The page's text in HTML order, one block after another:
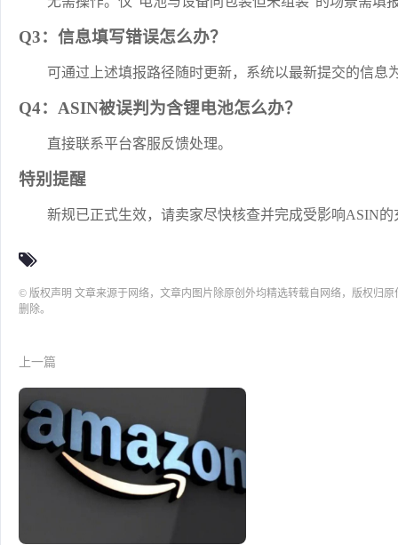
Q3：信息填写错误怎么办？
可通过上述填报路径随时更新，系统以最新提交的信息
Q4：ASIN被误判为含锂电池怎么办？
直接联系平台客服反馈处理。
特别提醒
新规已正式生效，请卖家尽快核查并完成受影响ASIN
© 版权声明 文章来源于网络，文章内图片除原创外均精选转载自网络，版权归
删除。
上一篇